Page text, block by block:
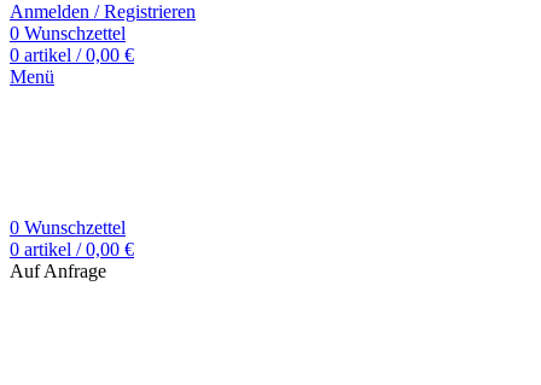
Anmelden / Registrieren
0 Wunschzettel
0 artikel / 0,00 €
Menü
0 Wunschzettel
0 artikel / 0,00 €
Auf Anfrage